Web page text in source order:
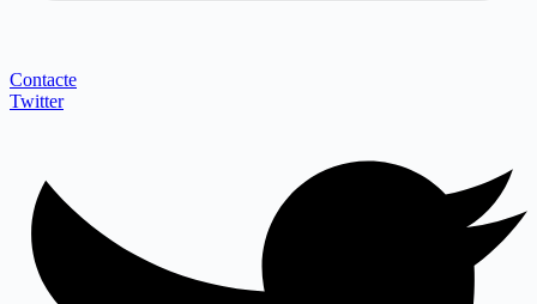
Contacte
Twitter